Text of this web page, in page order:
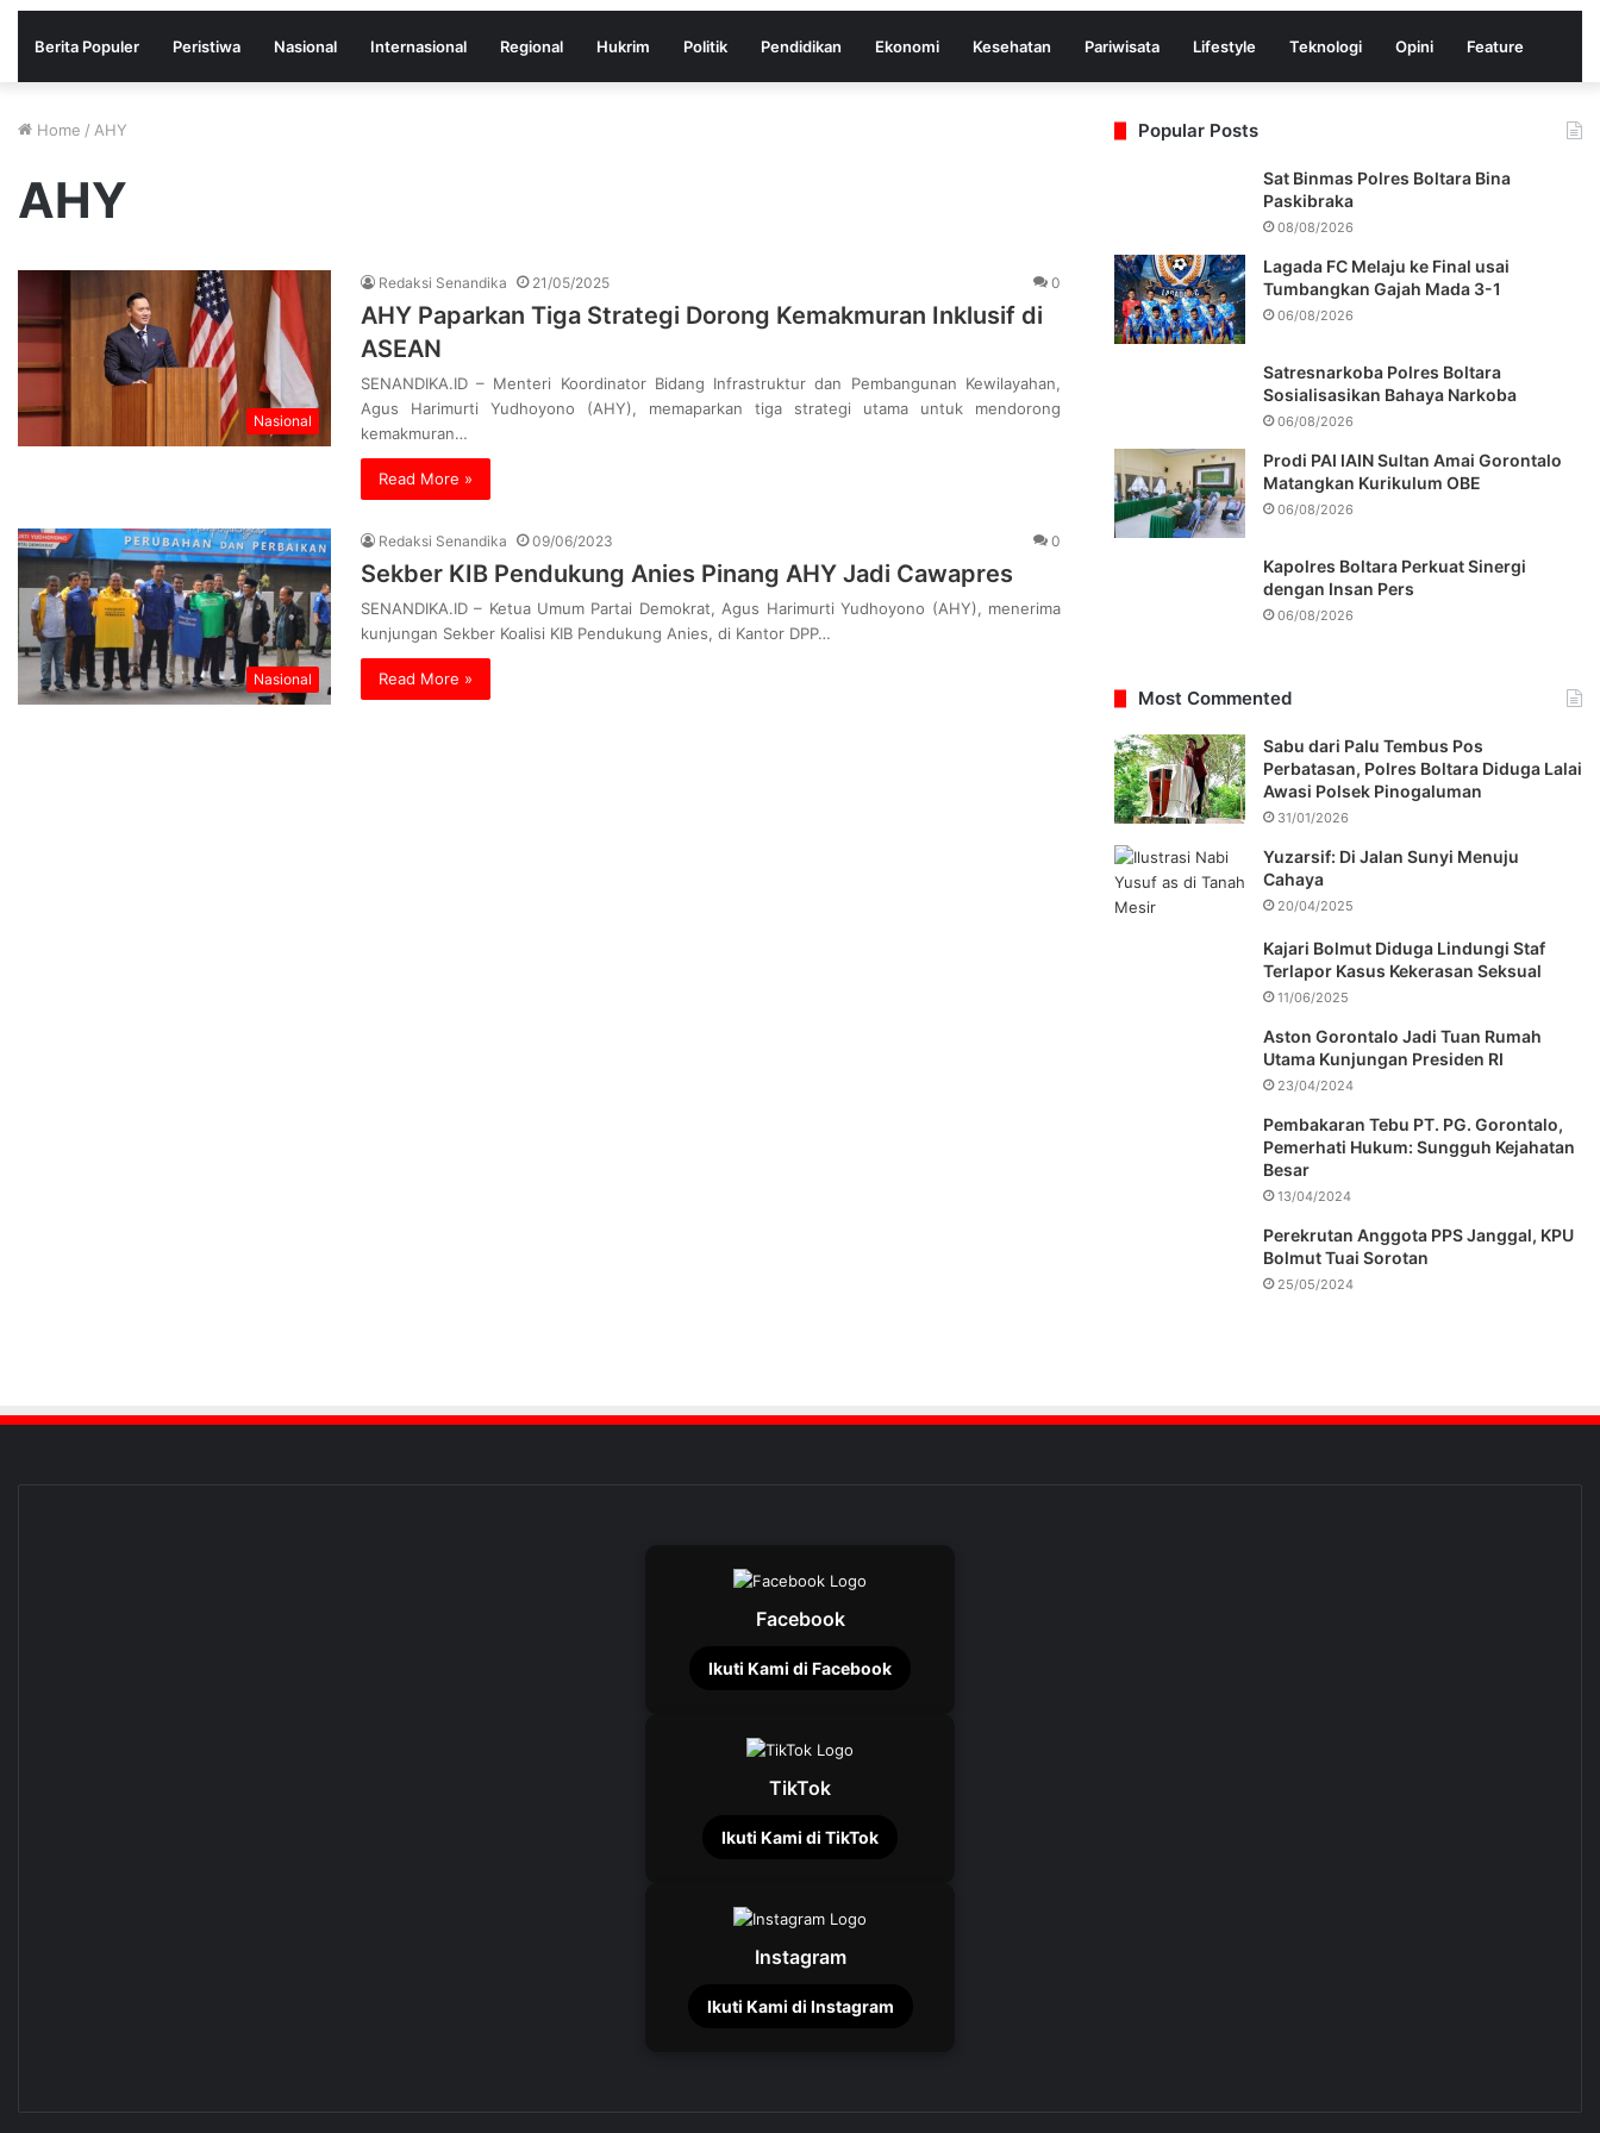
Berita Populer Peristiwa Nasional Internasional Regional Hukrim Politik Pendidikan Ekonomi Kesehatan Pariwisata Lifestyle Teknologi Opini Feature
Home / AHY
AHY
Nasional
Redaksi Senandika 21/05/2025 0
AHY Paparkan Tiga Strategi Dorong Kemakmuran Inklusif di
ASEAN
SENANDIKA.ID – Menteri Koordinator Bidang Infrastruktur dan Pembangunan Kewilayahan,
Agus Harimurti Yudhoyono (AHY), memaparkan tiga strategi utama untuk mendorong
kemakmuran…
Read More »
Nasional
Redaksi Senandika 09/06/2023 0
Sekber KIB Pendukung Anies Pinang AHY Jadi Cawapres
SENANDIKA.ID – Ketua Umum Partai Demokrat, Agus Harimurti Yudhoyono (AHY), menerima
kunjungan Sekber Koalisi KIB Pendukung Anies, di Kantor DPP…
Read More »
Popular Posts
Sat Binmas Polres Boltara Bina
Paskibraka
08/08/2026
Lagada FC Melaju ke Final usai
Tumbangkan Gajah Mada 3-1
06/08/2026
Satresnarkoba Polres Boltara
Sosialisasikan Bahaya Narkoba
06/08/2026
Prodi PAI IAIN Sultan Amai Gorontalo
Matangkan Kurikulum OBE
06/08/2026
Kapolres Boltara Perkuat Sinergi
dengan Insan Pers
06/08/2026
Most Commented
Sabu dari Palu Tembus Pos
Perbatasan, Polres Boltara Diduga Lalai
Awasi Polsek Pinogaluman
31/01/2026
Yuzarsif: Di Jalan Sunyi Menuju
Cahaya
20/04/2025
Kajari Bolmut Diduga Lindungi Staf
Terlapor Kasus Kekerasan Seksual
11/06/2025
Aston Gorontalo Jadi Tuan Rumah
Utama Kunjungan Presiden RI
23/04/2024
Pembakaran Tebu PT. PG. Gorontalo,
Pemerhati Hukum: Sungguh Kejahatan
Besar
13/04/2024
Perekrutan Anggota PPS Janggal, KPU
Bolmut Tuai Sorotan
25/05/2024
Facebook
Ikuti Kami di Facebook
TikTok
Ikuti Kami di TikTok
Instagram
Ikuti Kami di Instagram